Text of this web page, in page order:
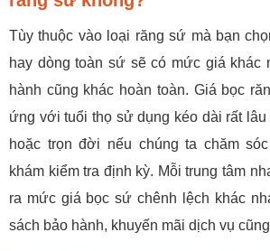
Tùy thuộc vào loại răng sứ mà bạn
hay dòng toàn sứ sẽ có mức giá khác
hành cũng khác hoàn toàn. Giá bọc
ứng với tuổi thọ sử dụng kéo dài rất lâu
hoặc trọn đời nếu chúng ta chăm
khám kiểm tra định kỳ. Mỗi trung tâm
ra mức giá bọc sứ chênh lệch khác
sách bảo hành, khuyến mãi dịch vụ